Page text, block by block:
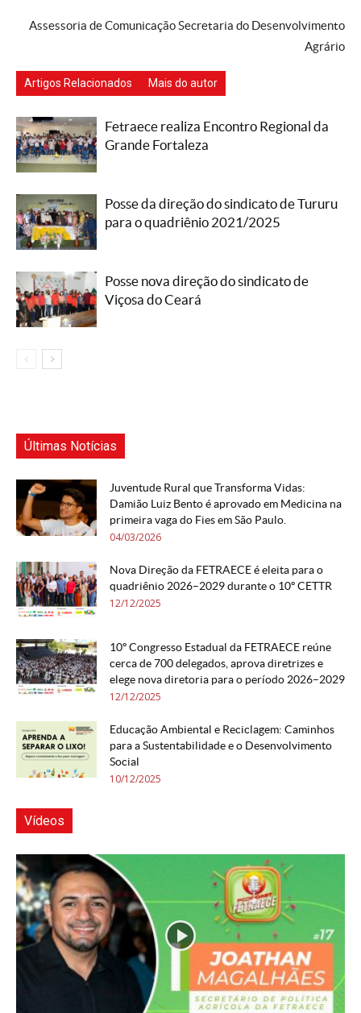
Assessoria de Comunicação Secretaria do Desenvolvimento
Agrário
Artigos Relacionados Mais do autor
Fetraece realiza Encontro Regional da
Grande Fortaleza
Posse da direção do sindicato de Tururu
para o quadriênio 2021/2025
Posse nova direção do sindicato de
Viçosa do Ceará
Últimas Notícias
Juventude Rural que Transforma Vidas:
Damião Luiz Bento é aprovado em Medicina na
primeira vaga do Fies em São Paulo.
04/03/2026
Nova Direção da FETRAECE é eleita para o
quadriênio 2026–2029 durante o 10º CETTR
12/12/2025
10º Congresso Estadual da FETRAECE reúne
cerca de 700 delegados, aprova diretrizes e
elege nova diretoria para o período 2026–2029
12/12/2025
Educação Ambiental e Reciclagem: Caminhos
para a Sustentabilidade e o Desenvolvimento
Social
10/12/2025
Vídeos